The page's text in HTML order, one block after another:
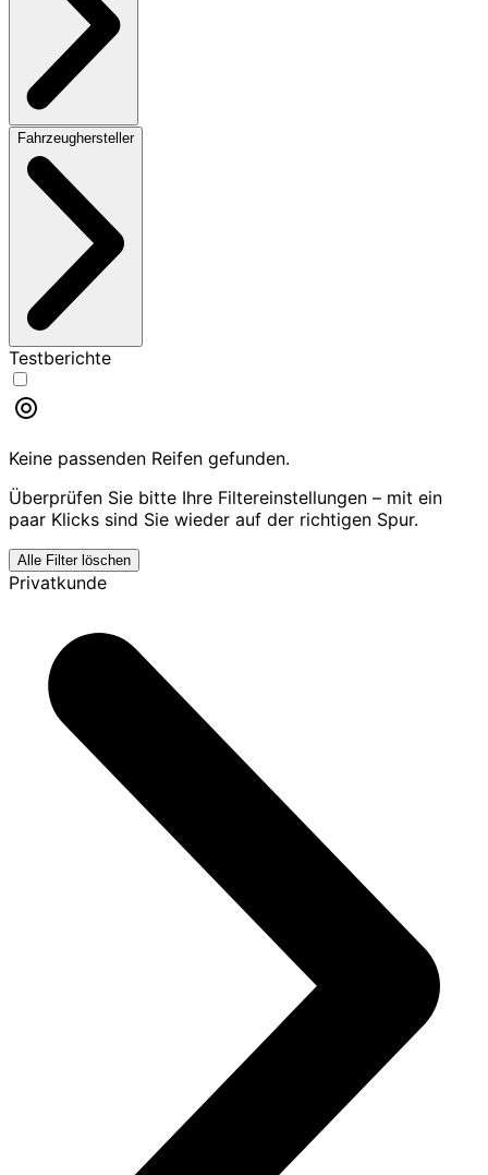
Fahrzeughersteller
Testberichte
Keine passenden Reifen gefunden.
Überprüfen Sie bitte Ihre Filtereinstellungen – mit ein
paar Klicks sind Sie wieder auf der richtigen Spur.
Alle Filter löschen
Privatkunde